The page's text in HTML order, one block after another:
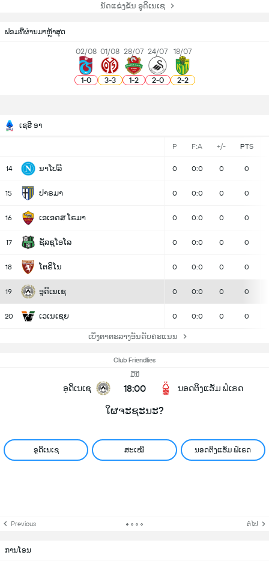
ນັດແຂ່ງຂັນ ອູດິເນເຊ
ຟອມທີ່ຜ່ານມາຫຼ້າສຸດ
02/08
1-0
01/08
3-3
28/07
1-2
24/07
2-0
18/07
2-2
ເຊຣີ ອາ
P F:A +/- PTS
14 ນາໂປລີ 0 0:0 0 0
15 ປາຣມາ 0 0:0 0 0
16 ເອເອດສ ໂຣມາ 0 0:0 0 0
17 ຊັລຊູໂອໂລ 0 0:0 0 0
18 ໂຕຣິໂນ 0 0:0 0 0
19 ອູດິເນເຊ 0 0:0 0 0
20 ເວເນເຊຍ 0 0:0 0 0
ເບິ່ງຕາຕະລາງອັນດັບຄະແນນ
Club Friendlies
ອູດິເນເຊ
ມື້ນີ້
18:00 ນອດຕິງແຮັມ ຟໍເຣດ
ໃຜຈະຊະນະ?
ອູດິເນເຊ ສະເໝີ ນອດຕິງແຮັມ ຟໍເຣດ
Previous ຕໍ່ໄປ
ການໂອນ